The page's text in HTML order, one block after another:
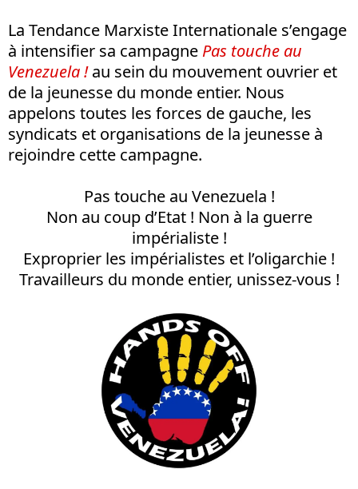
La Tendance Marxiste Internationale s’engage
à intensifier sa campagne Pas touche au
Venezuela !au sein du mouvement ouvrier et
de la jeunesse du monde entier. Nous
appelons toutes les forces de gauche, les
syndicats et organisations de la jeunesse à
rejoindre cette campagne.
Pas touche au Venezuela !
Non au coup d’Etat ! Non à la guerre
impérialiste !
Exproprier les impérialistes et l’oligarchie !
Travailleurs du monde entier, unissez-vous !